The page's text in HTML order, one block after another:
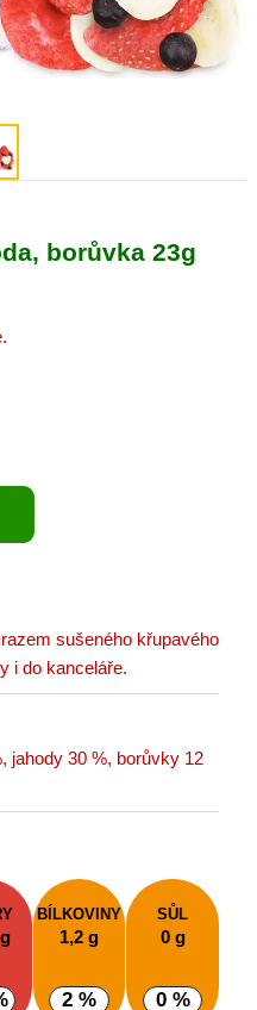
borůvka 23g
sušeného křupavého
i do kanceláře.
jahody 30 %, borůvky 12
BÍLKOVINY
1,2 g
2 %
SŮL
0 g
0 %